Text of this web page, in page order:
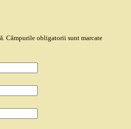
Câmpurile obligatorii sunt marcate